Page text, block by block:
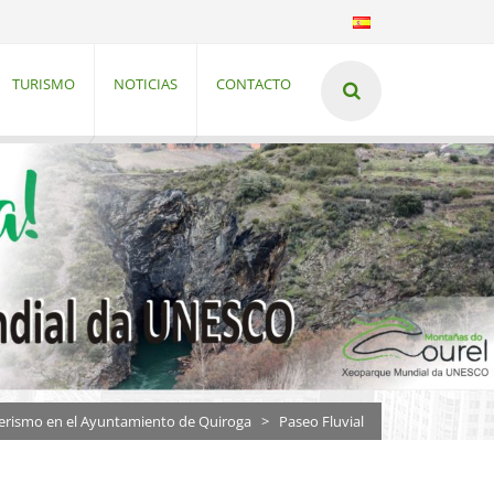
TURISMO NOTICIAS CONTACTO
en el Ayuntamiento de Quiroga > Paseo Fluvial